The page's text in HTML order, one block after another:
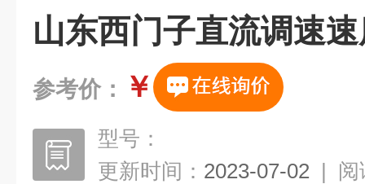
山东西门子直流调速
参考价： ￥
型号：
更新时间： 2023-07-02 | 阅